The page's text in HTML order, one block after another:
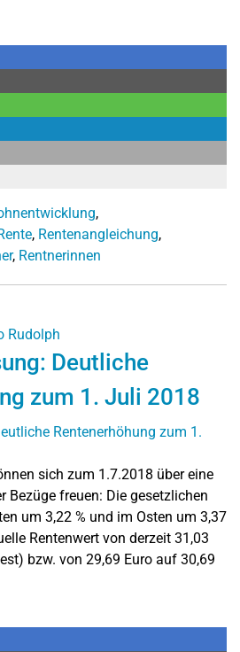
,
, Rentenangleichung,
, Rentnerinnen
Rudolph
Deutliche
zum 1. Juli 2018
sich zum 1.7.2018 über eine
Bezüge freuen: Die gesetzlichen
um 3,22 % und im Osten um 3,37
Rentenwert von derzeit 31,03
bzw. von 29,69 Euro auf 30,69